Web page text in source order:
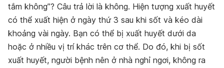
tắm không”? Câu trả lời là không. Hiện tượng xuất huyết
có thể xuất hiện ở ngày thứ 3 sau khi sốt và kéo dài
khoảng vài ngày. Bạn có thể bị xuất huyết dưới da
hoặc ở nhiều vị trí khác trên cơ thể. Do đó, khi bị sốt
xuất huyết, người bệnh nên ở nhà nghỉ ngơi, không ra